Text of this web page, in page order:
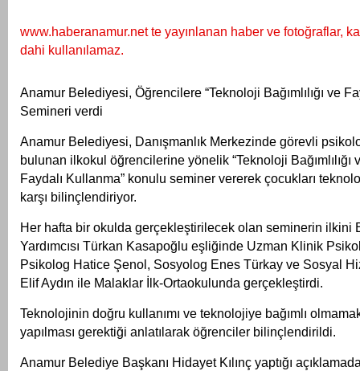
www.haberanamur.net te yayınlanan haber ve fotoğraflar,
dahi kullanılamaz.
Anamur Belediyesi, Öğrencilere “Teknoloji Bağımlılığı ve
Semineri verdi
Anamur Belediyesi, Danışmanlık Merkezinde görevli
bulunan ilkokul öğrencilerine yönelik “Teknoloji Bağımlılığı
Faydalı Kullanma” konulu seminer vererek çocukları
karşı bilinçlendiriyor.
Her hafta bir okulda gerçekleştirilecek olan seminerin ilkini
Yardımcısı Türkan Kasapoğlu eşliğinde Uzman Klinik
Psikolog Hatice Şenol, Sosyolog Enes Türkay ve Sosyal
Elif Aydın ile Malaklar İlk-Ortaokulunda gerçekleştirdi.
Teknolojinin doğru kullanımı ve teknolojiye bağımlı
yapılması gerektiği anlatılarak öğrenciler bilinçlendirildi.
Anamur Belediye Başkanı Hidayet Kılınç yaptığı